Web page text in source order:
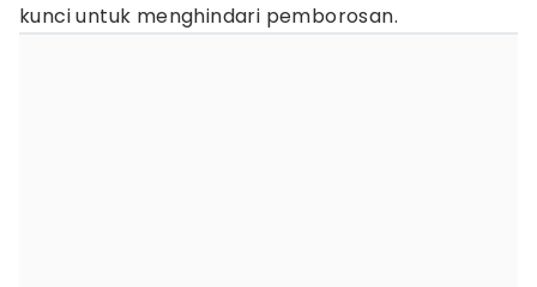
kunci untuk menghindari pemborosan.